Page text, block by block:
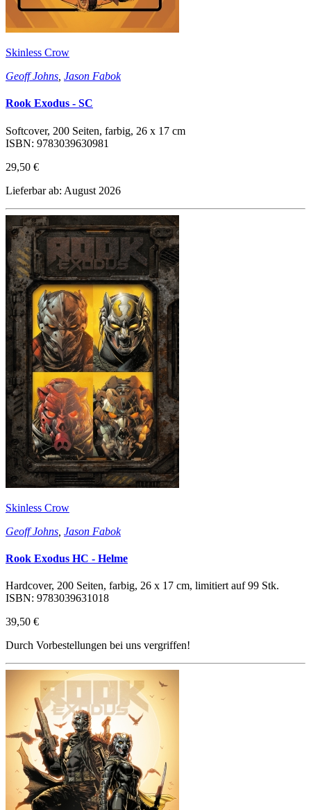
Skinless Crow
Geoff Johns Jason Fabok
Rook Exodus - SC
Softcover, 200 Seiten, farbig, 26 x 17 cm
ISBN: 9783039630981
29,50 €
Lieferbar ab: August 2026
Skinless Crow
Geoff Johns Jason Fabok
Rook Exodus HC - Helme
Hardcover, 200 Seiten, farbig, 26 x 17 cm, limitiert auf 99 Stk.
ISBN: 9783039631018
39,50 €
Durch Vorbestellungen bei uns vergriffen!